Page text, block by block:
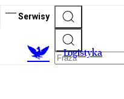
Serwisy
Logistyka